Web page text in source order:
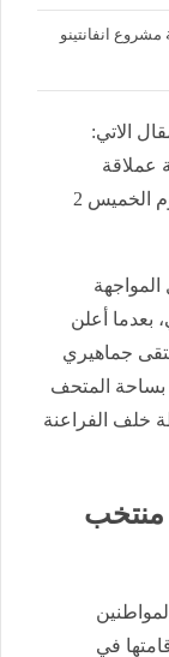
انفانتينو
الاتي:
عملاقة
بالمتحف الأتوني لمباراة مصر وأستراليا, اليوم الخميس 2
المواجهة
بعدما أعلن
جماهيري
بساحة المتحف
خلف الفراعنة
منتخب
في